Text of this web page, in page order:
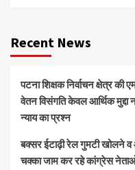
Recent News
पटना शिक्षक निर्वाचन क्षेत्र की
वेतन विसंगति केवल आर्थिक
न्याय का प्रश्न
बक्सर ईटाढ़ी रेल गुमटी खोलने
चक्का जाम कर रहे कांग्रेस